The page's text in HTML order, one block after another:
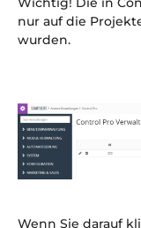
nur auf die
wurden.
Wenn Sie darauf